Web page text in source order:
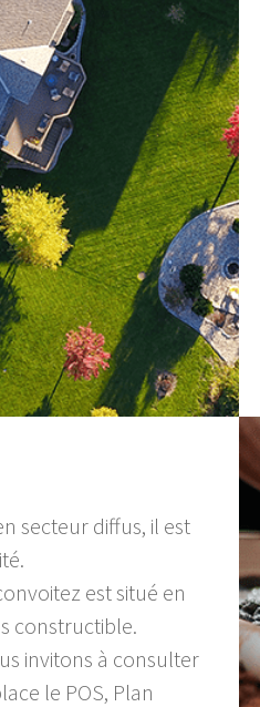
secteur diffus, il est
est situé en
constructible.
invitons à consulter
le POS, Plan